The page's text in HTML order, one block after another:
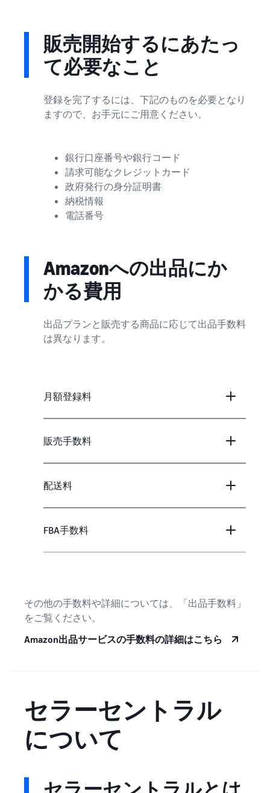
販売開始するにあたっ
て必要なこと
登録を完了するには、下記のものを必要となり
ますので、お手元にご用意ください。
銀行口座番号や銀行コード
請求可能なクレジットカード
政府発行の身分証明書
納税情報
電話番号
Amazonへの出品にか
かる費用
出品プランと販売する商品に応じて出品手数料
は異なります。
月額登録料
販売手数料
配送料
FBA手数料
その他の手数料や詳細については、「出品手数料」
をご覧ください。
Amazon出品サービスの手数料の詳細はこちら
セラーセントラル
について